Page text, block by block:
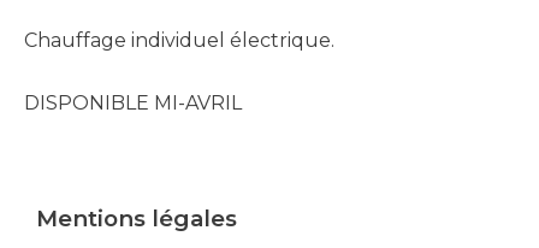
Chauffage individuel électrique.
DISPONIBLE MI-AVRIL
Mentions légales